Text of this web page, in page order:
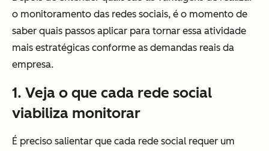
o monitoramento das redes sociais, é o momento de
saber quais passos aplicar para tornar essa atividade
mais estratégicas conforme as demandas reais da
empresa.
1. Veja o que cada rede social
viabiliza monitorar
É preciso salientar que cada rede social requer um